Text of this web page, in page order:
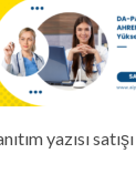
yazısı satışı